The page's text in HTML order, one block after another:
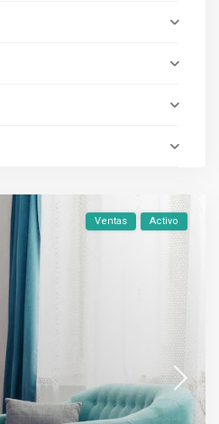
Ventas Activo